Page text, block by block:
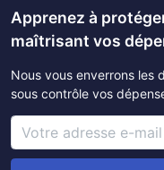
Apprenez à
maîtrisant vos
Nous vous enverrons les
sous contrôle vos